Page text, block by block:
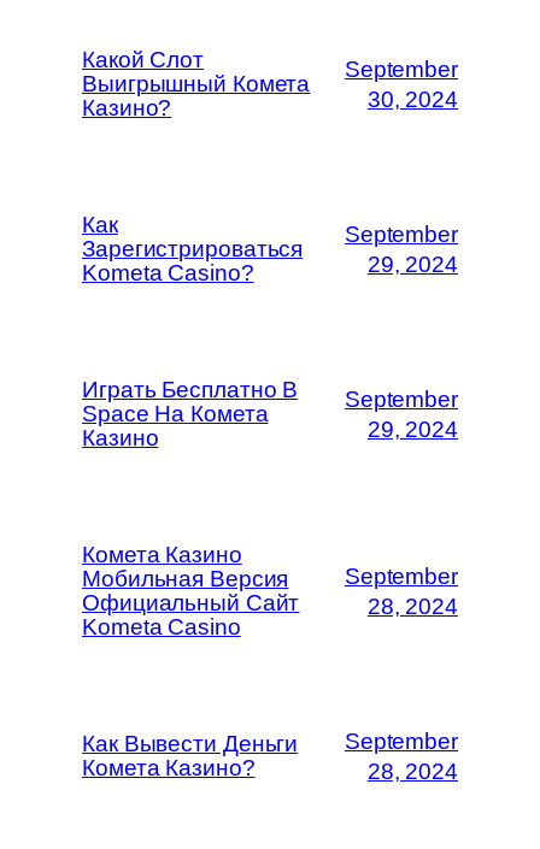
Какой Слот
Выигрышный Комета
Казино?
September
30, 2024
Как
Зарегистрироваться
Kometa Casino?
September
29, 2024
Играть Бесплатно В
Space На Комета
Казино
September
29, 2024
Комета Казино
Мобильная Версия
Официальный Сайт
Kometa Casino
September
28, 2024
Как Вывести Деньги
Комета Казино?
September
28, 2024